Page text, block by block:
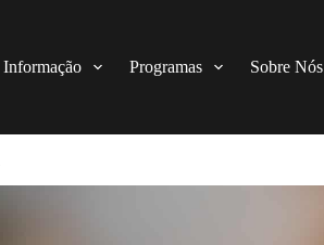
Informação Programas Sobre Nós